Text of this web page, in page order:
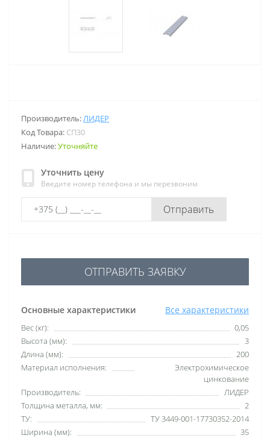
Производитель:ЛИДЕР
Код Товара: СП30
Наличие:Уточняйте
Уточнить цену
Введите номер телефона и мы перезвоним
Отправить
Основные характеристики Все характеристики
Вес (кг):
0,05
Высота (мм):
3
Длина (мм):
200
Материал исполнения:
Электрохимическое
цинкование
Производитель:
ЛИДЕР
Толщина металла, мм:
2
ТУ:
ТУ 3449-001-17730352-2014
Ширина (мм):
35
ОТПРАВИТЬ ЗАЯВКУ